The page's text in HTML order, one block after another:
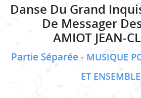
Danse Du Grand
De Messager
AMIOT JEAN-
Partie Séparée
MUSIQUE
ET